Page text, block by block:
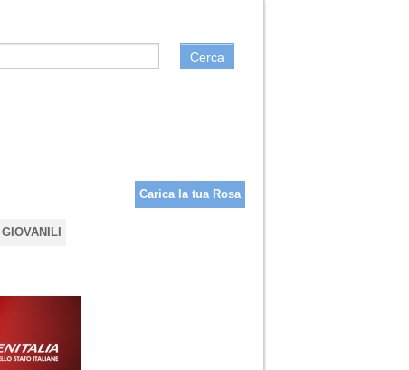
Cerca
Carica la tua Rosa
GIOVANILI